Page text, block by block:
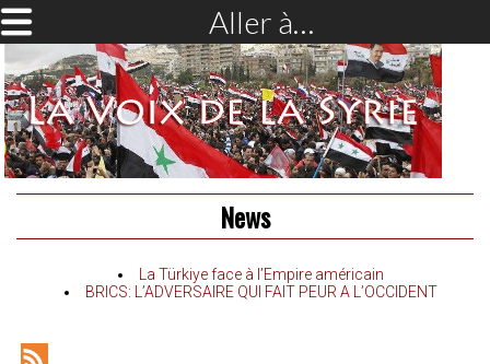
Aller à…
News
La Türkiye face à l’Empire américain
BRICS: L’ADVERSAIRE QUI FAIT PEUR A L’OCCIDENT